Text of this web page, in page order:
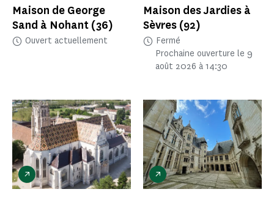
Maison de George
Sand à Nohant (36)
Ouvert actuellement
Maison des Jardies à
Sèvres (92)
Fermé
Prochaine ouverture le 9
août 2026 à 14:30